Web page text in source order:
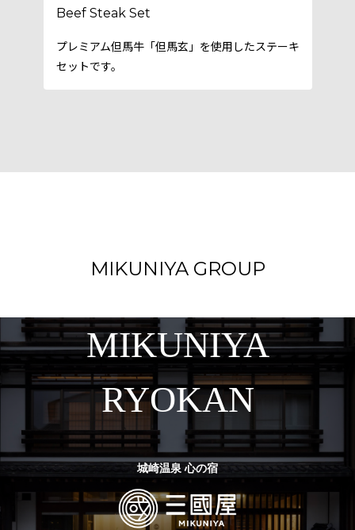
Beef Steak Set
プレミアム但馬牛「但馬玄」を使用したステーキ
セットです。
MIKUNIYA GROUP
MIKUNIYA
RYOKAN
城崎温泉 心の宿